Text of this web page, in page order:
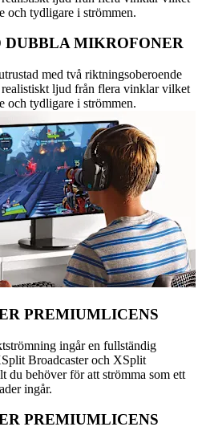
och tydligare i strömmen.
DUBBLA MIKROFONER
med två riktningsoberoende
ljud från flera vinklar vilket
och tydligare i strömmen.
PREMIUMLICENS
ingår en fullständig
Broadcaster och XSplit
du behöver för att strömma som ett
ingår.
PREMIUMLICENS